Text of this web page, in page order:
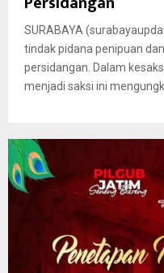
SURABAYA
tindak pidana penipuan
persidangan. Dalam
menjadi saksi ini